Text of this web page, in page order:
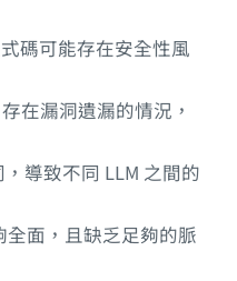
碼可能存在安全性風
在漏洞遺漏的情況，
導致不同 LLM 之間的
面，且缺乏足夠的脈